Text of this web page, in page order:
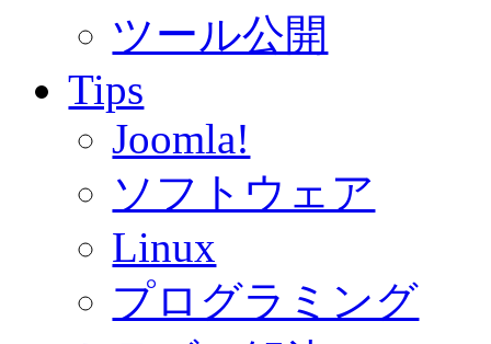
ツール公開
Tips
Joomla!
ソフトウェア
Linux
プログラミング